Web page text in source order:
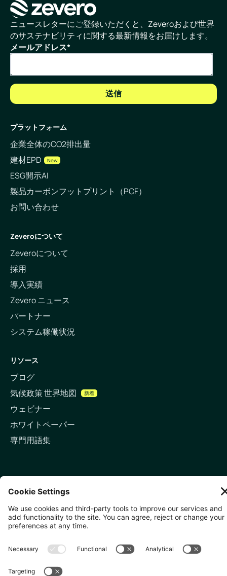
ホームページ
ニュースレターにご登録いただくと、Zeveroおよび世界
のサステナビリティに関する最新情報をお届けします。
メールアドレス*
プラットフォーム
企業全体のCO2排出量
建材EPD
New
ESG開示AI
製品カーボンフットプリント（PCF）
お問い合わせ
Zeveroについて
Zeveroについて
採用
導入実績
Zevero ニュース
パートナー
システム稼働状況
リソース
ブログ
気候政策 世界地図
新着
ウェビナー
ホワイトペーパー
専門用語集
LinkedInメールアドレス
WC1V 6DF
10 Anson Rd, #05-01,
079903
〒107-0052 東京都港区赤坂5